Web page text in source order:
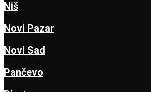
Niš
Novi Pazar
Novi Sad
Pančevo